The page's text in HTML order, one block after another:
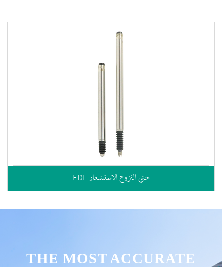
EDL حثي النزوح الاستشعار
THE MOST ACCURATE